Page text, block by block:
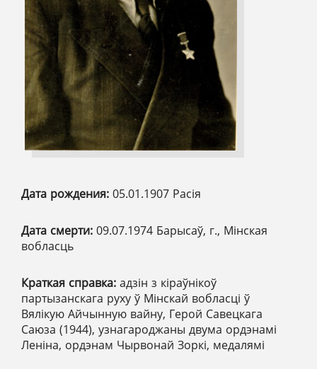
Дата рождения: 05.01.1907 Расія
Дата смерти: 09.07.1974 Барысаў, г., Мінская
вобласць
Краткая справка: адзін з кіраўнікоў
партызанскага руху ў Мінскай вобласці ў
Вялікую Айчынную вайну, Герой Савецкага
Саюза (1944), узнагароджаны двума ордэнамі
Леніна, ордэнам Чырвонай Зоркі, медалямі